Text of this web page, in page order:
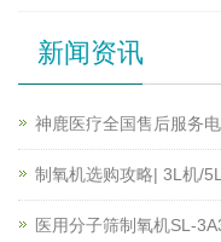
新闻资讯
神鹿医疗全国售后服务
制氧机选购攻略| 3L机/
医用分子筛制氧机SL-